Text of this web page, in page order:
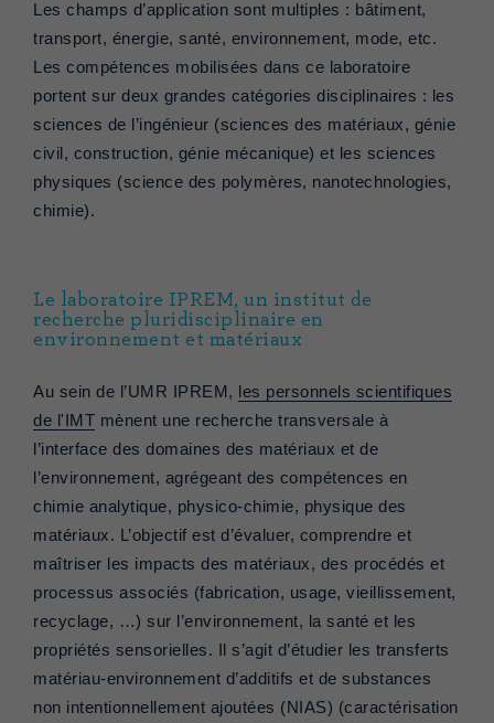
Les champs d’application sont multiples : bâtiment,
transport, énergie, santé, environnement, mode, etc.
Les compétences mobilisées dans ce laboratoire
portent sur deux grandes catégories disciplinaires : les
sciences de l’ingénieur (sciences des matériaux, génie
civil, construction, génie mécanique) et les sciences
physiques (science des polymères, nanotechnologies,
chimie).
Le laboratoire IPREM, un institut de
recherche pluridisciplinaire en
environnement et matériaux
Au sein de l’UMR IPREM,
les personnels scientifiques
de l'IMT mènent une recherche transversale à
l’interface des domaines des matériaux et de
l’environnement, agrégeant des compétences en
chimie analytique, physico-chimie, physique des
matériaux. L’objectif est d’évaluer, comprendre et
maîtriser les impacts des matériaux, des procédés et
processus associés (fabrication, usage, vieillissement,
recyclage, …) sur l’environnement, la santé et les
propriétés sensorielles. Il s’agit d’étudier les transferts
matériau-environnement d’additifs et de substances
non intentionnellement ajoutées (NIAS) (caractérisation